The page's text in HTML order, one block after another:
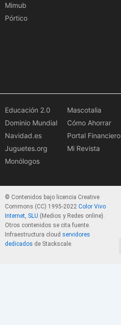
Mimub
Pórtico
Educación 2.0
Dominio Mundial
Navidad.es
Juguetes.org
Monólogos
Mascotalia
Cómo Ahorrar
Portal Financiero
Mi Revista
© Contenidos bajo licencia Creative
Commons (CC) 1995-2022 Color Vivo
Internet, SLU (Medios y Redes online).
Otros contenidos se cita fuente.
Infraestructura cloud servidores
dedicados de Stackscale.